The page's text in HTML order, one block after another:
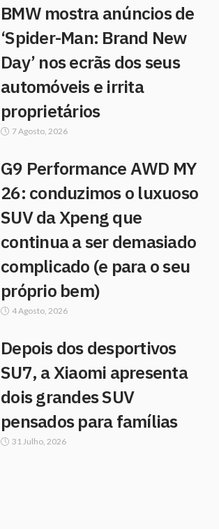
BMW mostra anúncios de
‘Spider-Man: Brand New
Day’ nos ecrãs dos seus
automóveis e irrita
proprietários
7 Agosto, 2026
G9 Performance AWD MY
26: conduzimos o luxuoso
SUV da Xpeng que
continua a ser demasiado
complicado (e para o seu
próprio bem)
4 Agosto, 2026
Depois dos desportivos
SU7, a Xiaomi apresenta
dois grandes SUV
pensados para famílias
31 Julho, 2026